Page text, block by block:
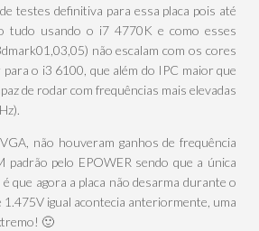
testes definitiva para essa placa pois até
tudo usando o i7 4770K e como esses
não escalam com os cores
o i3 6100, que além do IPC maior que
de rodar com frequências mais elevadas
não houveram ganhos de frequência
pelo EPOWER sendo que a única
que agora a placa não desarma durante o
1.475V igual acontecia anteriormente, uma
🙂